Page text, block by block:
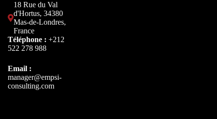
18 Rue du Val
d'Hortus, 34380
Mas-de-Londres,
France
Téléphone : +212
522 278 988
Email :
manager@empsi-
consulting.com